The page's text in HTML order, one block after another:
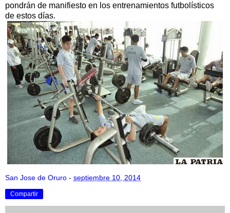
pondrán de manifiesto en los entrenamientos futbolísticos
de estos días.
San Jose de Oruro - septiembre 10, 2014
Compartir